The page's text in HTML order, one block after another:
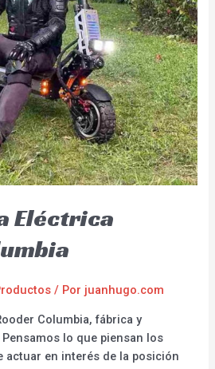
Eléctrica
/ Por juanhugo.com
Columbia, fábrica y
lo que piensan los
actuar en interés de la posición